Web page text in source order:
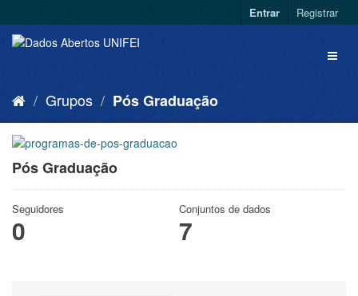
Entrar Registrar
Grupos Pós Graduação
Pós Graduação
Seguidores
0
Conjuntos de dados
7